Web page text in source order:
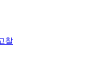
찰